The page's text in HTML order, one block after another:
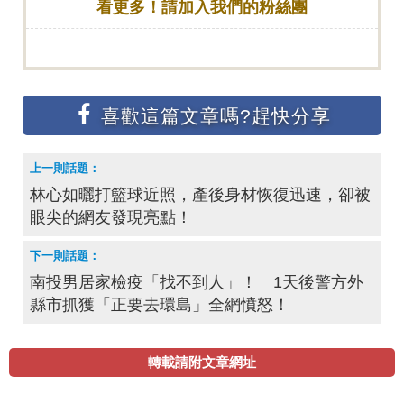
看更多！請加入我們的粉絲團
林心如曬打籃球近照，產後身材恢復迅速，卻被
眼尖的網友發現亮點！
南投男居家檢疫「找不到人」！ 1天後警方外
縣市抓獲「正要去環島」全網憤怒！
轉載請附文章網址